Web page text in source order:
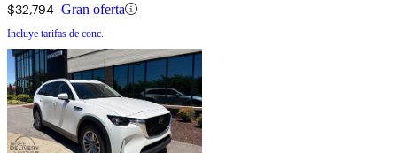
$32,794 Gran oferta
Incluye tarifas de conc.